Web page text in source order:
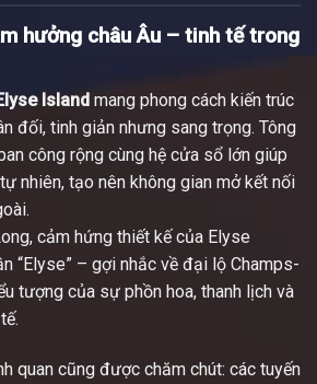
hưởng châu Âu – tinh tế trong
Island mang phong cách kiến trúc
đối, tinh giản nhưng sang trọng. Tông
công rộng cùng hệ cửa sổ lớn giúp
nhiên, tạo nên không gian mở kết nối
cảm hứng thiết kế của Elyse
“Elyse” – gợi nhắc về đại lộ Champs-
tượng của sự phồn hoa, thanh lịch và
quan cũng được chăm chút: các tuyến